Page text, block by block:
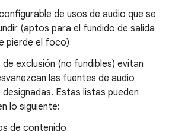
de usos de audio que se
(aptos para el fundido de salida
pierde el foco)
de exclusión (no fundibles) evitan
las fuentes de audio
Estas listas pueden
lo siguiente:
de contenido